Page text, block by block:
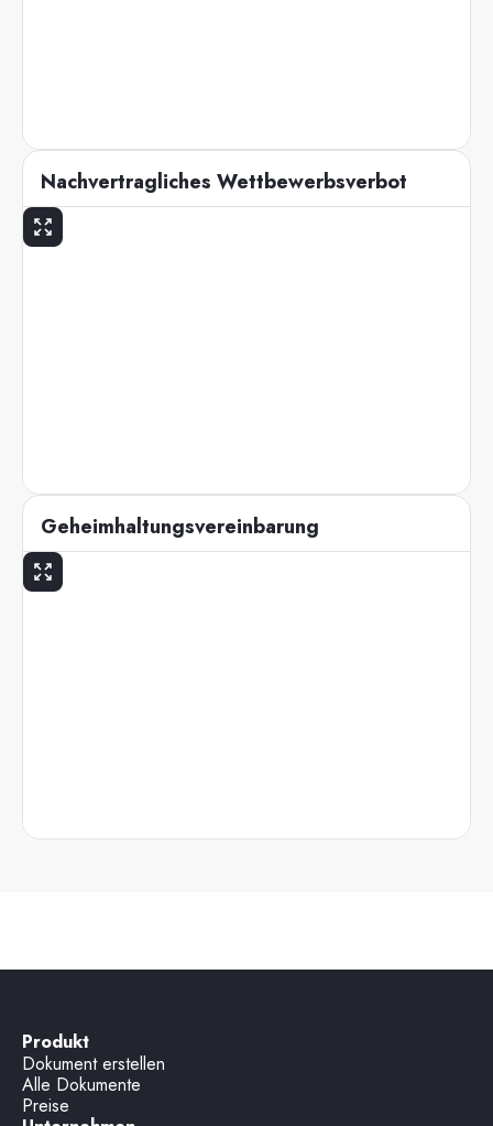
Nachvertragliches Wettbewerbsverbot
Geheimhaltungsvereinbarung
Produkt
Dokument erstellen
Alle Dokumente
Preise